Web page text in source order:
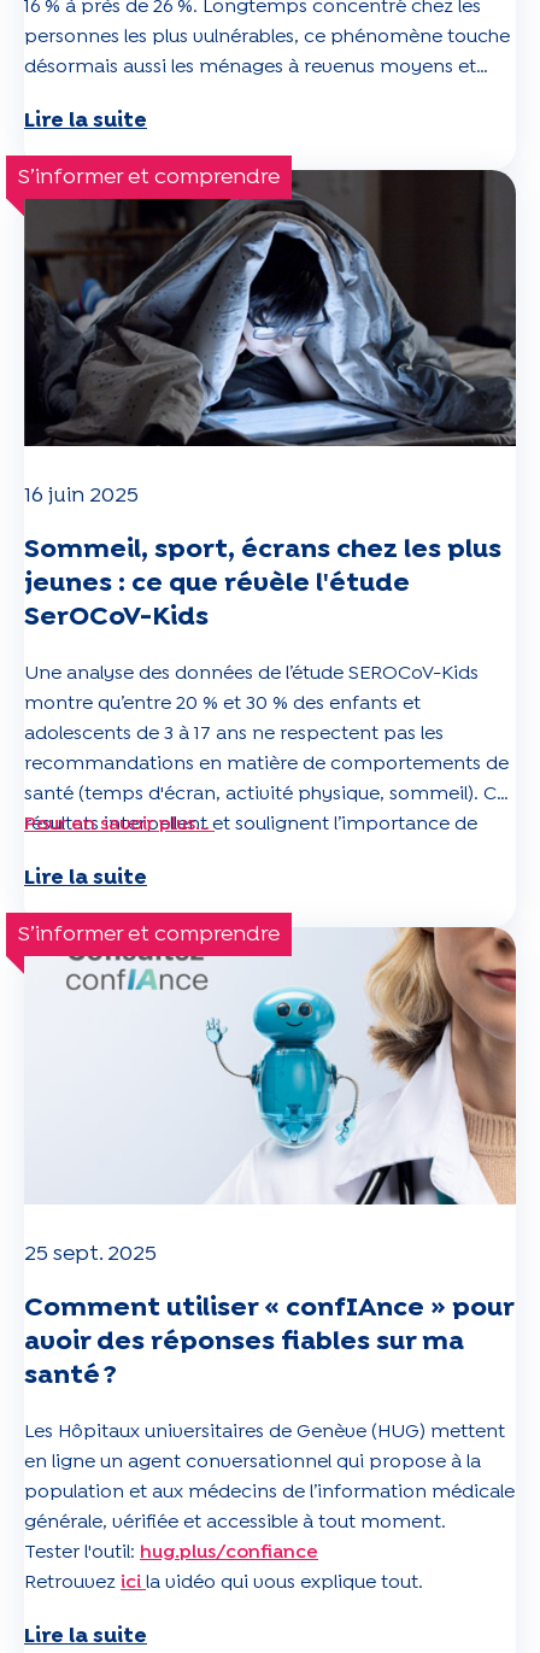
16 % à près de 26 %. Longtemps concentré chez les
personnes les plus vulnérables, ce phénomène touche
désormais aussi les ménages à revenus moyens et
à la hausse continue des primes d’assurance-maladie,
et aux conséquences majeures pour la santé publique.
Découvrez l’ensemble des résultats dans notre article.
Lire la suite
S’informer et comprendre
16 juin 2025
Sommeil, sport, écrans chez les plus
jeunes : ce que révèle l'étude
SerOCoV-Kids
Une analyse des données de l’étude SEROCoV-Kids
montre qu’entre 20 % et 30 % des enfants et
adolescents de 3 à 17 ans ne respectent pas les
recommandations en matière de comportements de
santé (temps d'écran, activité physique, sommeil). Ces
résultats interpellent et soulignent l’importance de
des plus jeunes afin de mettre en place des actions de
prévention efficaces.
Pour en savoir plus…
Lire la suite
S’informer et comprendre
25 sept. 2025
Comment utiliser « confIAnce » pour
avoir des réponses fiables sur ma
santé ?
Les Hôpitaux universitaires de Genève (HUG) mettent
en ligne un agent conversationnel qui propose à la
population et aux médecins de l’information médicale
générale, vérifiée et accessible à tout moment.
Tester l'outil: hug.plus/confiance
Retrouvez ici la vidéo qui vous explique tout.
Lire la suite